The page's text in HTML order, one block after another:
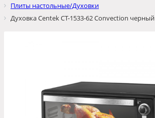
Плиты настольные/Духовки
Духовка Centek CT-1533-62 Convection черный